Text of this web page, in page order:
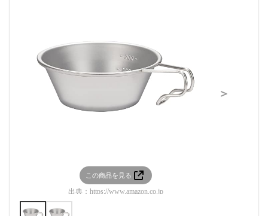
この商品を見る
出典： https://www.amazon.co.jp
＞